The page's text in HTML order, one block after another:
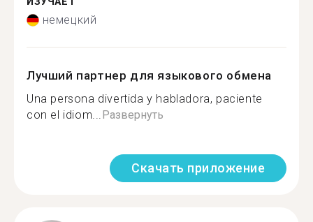
немецкий
Лучший партнер для языкового обмена
Una persona divertida y habladora, paciente
con el idiom...Развернуть
Скачать приложение